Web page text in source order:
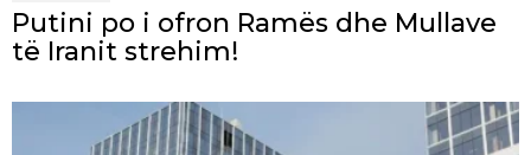
Putini po i ofron Ramës dhe Mullave
të Iranit strehim!